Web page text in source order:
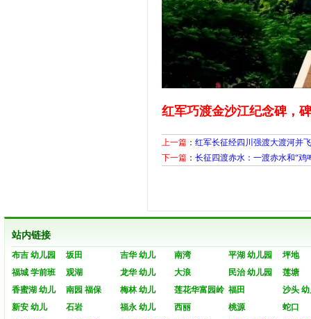
红军巧渡金沙江纪念碑，
上一篇 ： 红军长征经四川强渡大渡河并
下一篇 ： 长征四渡赤水：一渡赤水和“鸡
站内链接
布吉 幼儿园 坂田 吉华 幼儿 南湾 平湖 幼儿园
坪地
福城 学前班
观湖 龙华 幼儿 大浪 民治 幼儿园
莲塘
香蜜湖 幼儿
南园 福保 梅林 幼儿 莲花华富园岭 福田
沙头
新安 幼儿
石岩 福永 幼儿 西丽 桃源
蛇口